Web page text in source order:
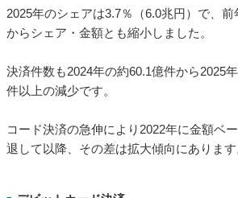
2025年のシェアは3.7％（6.0兆円）で、前
からシェア・金額とも縮小しました。
決済件数も2024年の約60.1億件から2025
件以上の減少です。
コード決済の急伸により2022年に金額ベ
退して以降、その差は拡大傾向にあります